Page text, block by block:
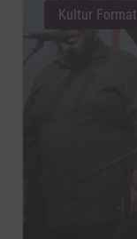
Kultur Format